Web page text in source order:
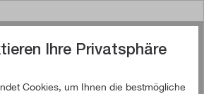
Ihre Privatsphäre
Cookies, um Ihnen die bestmögliche